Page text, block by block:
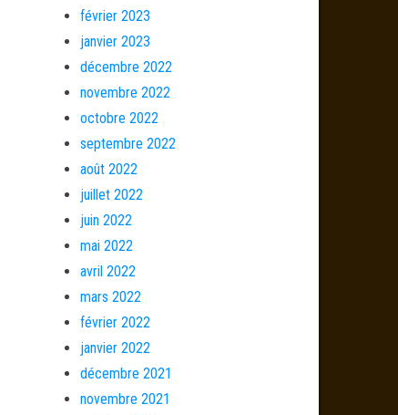
février 2023
janvier 2023
décembre 2022
novembre 2022
octobre 2022
septembre 2022
août 2022
juillet 2022
juin 2022
mai 2022
avril 2022
mars 2022
février 2022
janvier 2022
décembre 2021
novembre 2021